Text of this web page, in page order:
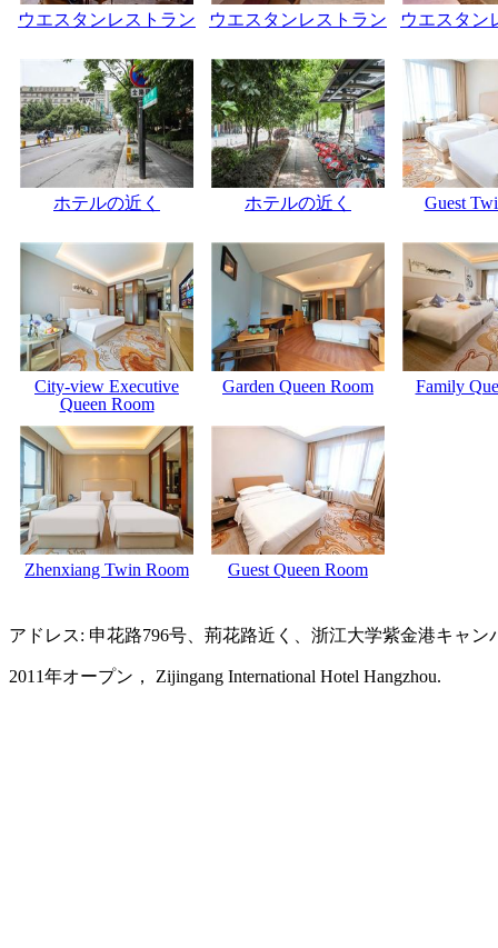
ウエスタンレストラン ウエスタンレストラン ウエスタン
ホテルの近く ホテルの近く Guest
City-view Executive
Queen Room
Garden Queen Room Family
Zhenxiang Twin Room Guest Queen Room
アドレス: 申花路796号、荊花路近く、浙江大学紫金港キャン
2011年オープン， Zijingang International Hotel Hangzhou.